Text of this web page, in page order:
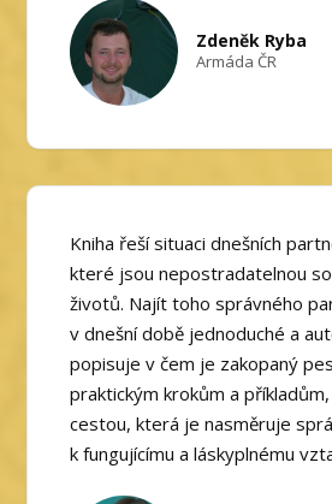
Zdeněk Ryba
Armáda ČR
Kniha řeší situaci dnešních
které jsou nepostradatelnou
životů. Najít toho správného
v dnešní době jednoduché a
popisuje v čem je zakopaný
praktickým krokům a
cestou, která je nasměruje
k fungujícímu a láskyplnému